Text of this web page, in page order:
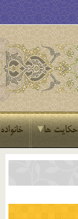
حکایت ها خانواده